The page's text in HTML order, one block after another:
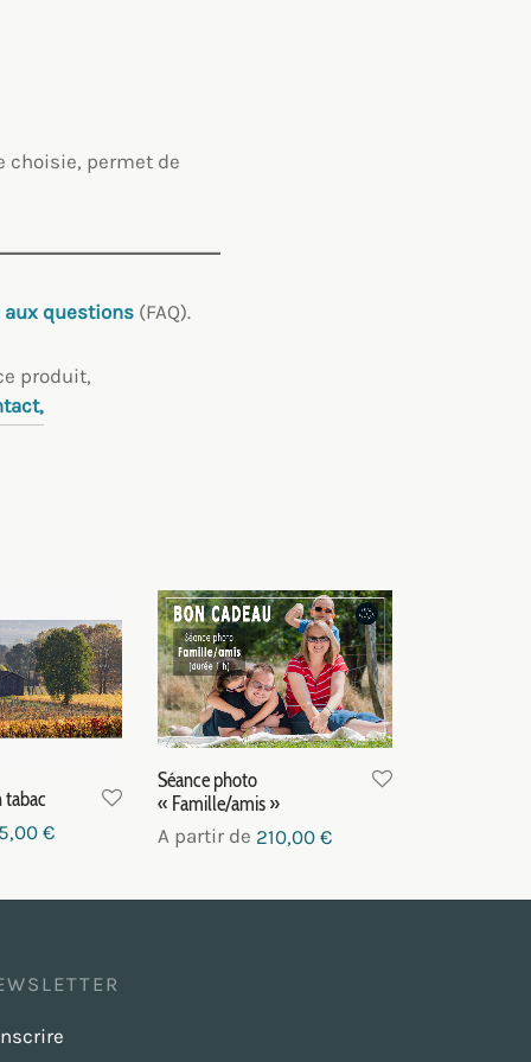
choisie, permet de
aux questions (FAQ).
produit,
tabac
€
Séance photo
« Famille/amis »
A partir de 210,00 €